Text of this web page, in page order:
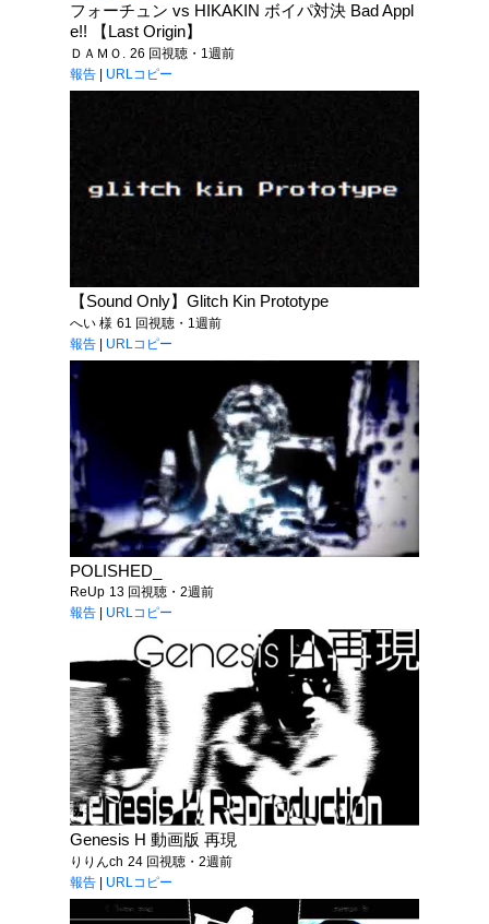
フォーチュン vs HIKAKIN ボイパ対決 Bad Appl
e!! 【Last Origin】
ＤＡＭＯ. 26 回視聴・1週前
報告
URLコピー
【Sound Only】Glitch Kin Prototype
へい 様 61 回視聴・1週前
報告
URLコピー
POLISHED_
ReUp 13 回視聴・2週前
報告
URLコピー
Genesis H 動画版 再現
りりんch 24 回視聴・2週前
報告
URLコピー